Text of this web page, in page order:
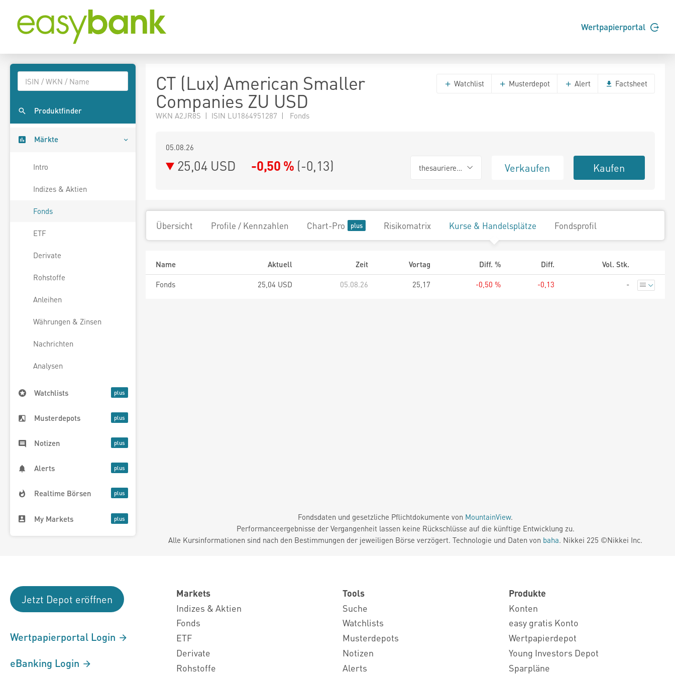
Wertpapierportal
Produktfinder
Märkte
Intro
Indizes & Aktien
Fonds
ETF
Derivate
Rohstoffe
Anleihen
Währungen & Zinsen
Nachrichten
Analysen
Watchlists
Musterdepots
Notizen
Alerts
Realtime Börsen
My Markets
CT (Lux) American Smaller
Companies ZU USD
WKN A2JR8S | ISIN LU1864951287 | Fonds
Watchlist Musterdepot Alert Factsheet
05.08.26
25,04 USD -0,50 % (-0,13) thesaurierend Verkaufen Kaufen
Übersicht Profile / Kennzahlen Chart-Pro Risikomatrix Kurse & Handelsplätze Fondsprofil
Name Aktuell Zeit Vortag Diff. % Diff.
Vol. Stk.
Fonds
25,04 USD 05.08.26 25,17 -0,50 % -0,13 -
Fondsdaten und gesetzliche Pflichtdokumente von MountainView.
Performanceergebnisse der Vergangenheit lassen keine Rückschlüsse auf die künftige Entwicklung zu.
Alle Kursinformationen sind nach den Bestimmungen der jeweiligen Börse verzögert. Technologie und Daten von baha. Nikkei 225 ©Nikkei Inc.
Jetzt Depot eröffnen
Wertpapierportal Login
eBanking Login
Markets
Indizes & Aktien
Fonds
ETF
Derivate
Rohstoffe
Tools
Suche
Watchlists
Musterdepots
Notizen
Alerts
Produkte
Konten
easy gratis Konto
Wertpapierdepot
Young Investors Depot
Sparpläne